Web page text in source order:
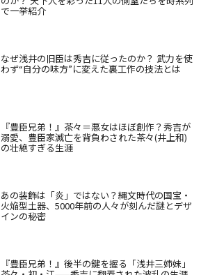
で一挙紹介
なぜ浅井の旧臣は秀吉に従ったのか？ 武力を使
わず“自分の味方”に変えた裏工作の技法とは
『豊臣兄弟！』茶々＝悪女はほぼ創作？秀吉が
溺愛、豊臣家滅亡を背負わされた茶々(井上和)
の壮絶すぎる生涯
あの装飾は「炎」ではない？縄文時代の国宝・
火焔型土器、5000年前の人々が刻んだ謎とデザ
インの秘密
『豊臣兄弟！』後半の鍵を握る「浅井三姉妹」